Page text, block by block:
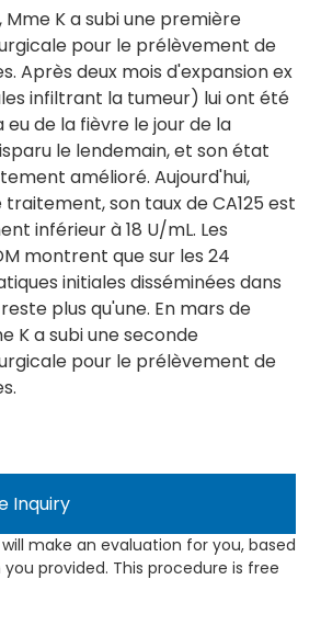
Mme K a subi une première
pour le prélèvement de
Après deux mois d'expansion ex
infiltrant la tumeur) lui ont été
eu de la fièvre le jour de la
le lendemain, et son état
amélioré. Aujourd'hui,
traitement, son taux de CA125 est
inférieur à 18 U/mL. Les
montrent que sur les 24
initiales disséminées dans
plus qu'une. En mars de
K a subi une seconde
pour le prélèvement de
Inquiry
make an evaluation for you, based
provided. This procedure is free